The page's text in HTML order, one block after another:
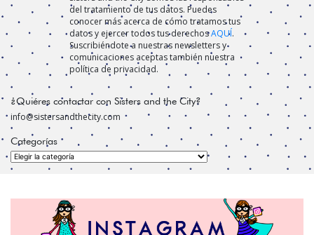
del tratamiento de tus datos. Puedes
conocer más acerca de cómo tratamos tus
datos y ejercer todos tus derechosAQUÍ.
Suscribiéndote a nuestras newsletters y
comunicaciones aceptas también nuestra
política de privacidad.
¿Quiéres contactar con Sisters and the City?
info@sistersandthecity.com
Categorías
Categorías